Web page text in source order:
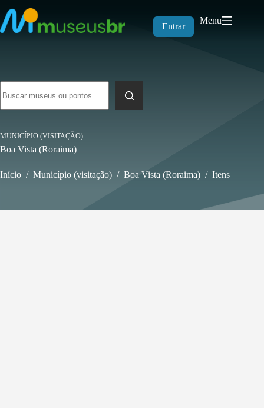
para
o
conteúdo
Entrar
Menu
resultados
MUNICÍPIO (VISITAÇÃO)
Boa Vista (Roraima)
Início / Município (visitação) / Boa Vista (Roraima) / Itens